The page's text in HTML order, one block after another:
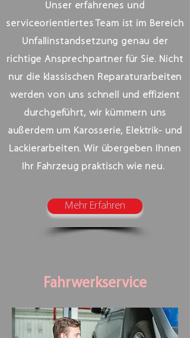
Unser erfahrenes und
serviceorientiertes Team ist im Bereich
Unfallinstandsetzung genau der
richtige Ansprechpartner für Sie. Nicht
nur die klassischen Reparaturarbeiten
werden von uns schnell und effizient
durchgeführt, wir kümmern uns
außerdem um Karosserie, Elektrik- und
Lackierarbeiten. Wir übergeben Ihnen
Ihr Fahrzeug praktisch wie neu.
Mehr Erfahren
Fahrwerkservice